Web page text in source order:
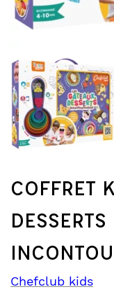
COFFRET
DESSERTS
Chefclub kids